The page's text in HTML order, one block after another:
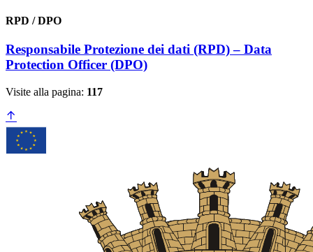
RPD / DPO
Responsabile Protezione dei dati (RPD) – Data
Protection Officer (DPO)
Visite alla pagina: 117